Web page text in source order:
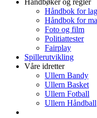
Håndbøker og regler
Håndbok for
Håndbok for
Foto og film
Politiattester
Fairplay
Spillerutvikling
Våre idretter
Ullern Bandy
Ullern Basket
Ullern Fotball
Ullern Håndball